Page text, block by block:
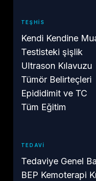
TEŞHIS
Kendi Kendine
Testisteki şişlik
Ultrason Kılavuzu
Tümör Belirteçleri
Epididimit ve TC
Tüm Eğitim
TEDAVI
Tedaviye Genel
BEP Kemoterapi